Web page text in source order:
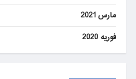
مارس 2021
فوریه 2020